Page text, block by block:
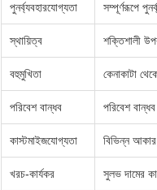
পুনর্ব্যবহারযোগ্যতা সম্পূর্ণরূপে
স্থায়িত্ব শক্তিশালী
বহুমুখিতা কেনাকাটা
পরিবেশ বান্ধব পরিবেশ
কাস্টমাইজযোগ্যতা বিভিন্ন
খরচ-কার্যকর সুলভ দামের